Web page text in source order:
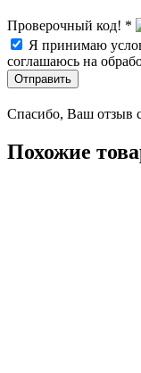
Проверочный код! *
Я принимаю
соглашаюсь на
Отправить
Спасибо, Ваш отзыв
Похожие